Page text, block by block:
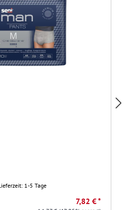
1-5 Tage
7,82 € *